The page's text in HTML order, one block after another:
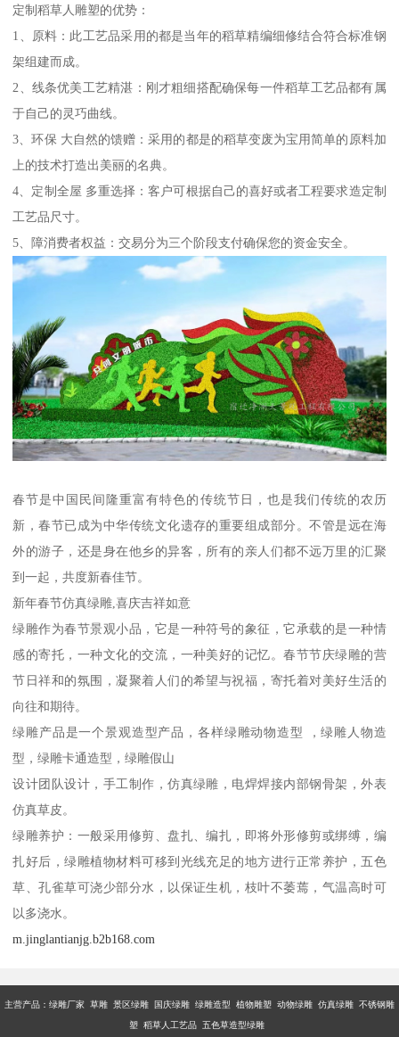
定制稻草人雕塑的优势：
1、原料：此工艺品采用的都是当年的稻草精编细修结合符合标准钢
架组建而成。
2、线条优美工艺精湛：刚才粗细搭配确保每一件稻草工艺品都有属
于自己的灵巧曲线。
3、环保 大自然的馈赠：采用的都是的稻草变废为宝用简单的原料加
上的技术打造出美丽的名典。
4、定制全屋 多重选择：客户可根据自己的喜好或者工程要求造定制
工艺品尺寸。
5、障消费者权益：交易分为三个阶段支付确保您的资金安全。
春节是中国民间隆重富有特色的传统节日，也是我们传统的农历
新，春节已成为中华传统文化遗存的重要组成部分。不管是远在海
外的游子，还是身在他乡的异客，所有的亲人们都不远万里的汇聚
到一起，共度新春佳节。
新年春节仿真绿雕,喜庆吉祥如意
绿雕作为春节景观小品，它是一种符号的象征，它承载的是一种情
感的寄托，一种文化的交流，一种美好的记忆。春节节庆绿雕的营
节日祥和的氛围，凝聚着人们的希望与祝福，寄托着对美好生活的
向往和期待。
绿雕产品是一个景观造型产品，各样绿雕动物造型 ，绿雕人物造
型，绿雕卡通造型，绿雕假山
设计团队设计，手工制作，仿真绿雕，电焊焊接内部钢骨架，外表
仿真草皮。
绿雕养护：一般采用修剪、盘扎、编扎，即将外形修剪或绑缚，编
扎好后，绿雕植物材料可移到光线充足的地方进行正常养护，五色
草、孔雀草可浇少部分水，以保证生机，枝叶不萎蔫，气温高时可
以多浇水。
m.jinglantianjg.b2b168.com
主营产品： 绿雕厂家 草雕 景区绿雕 国庆绿雕 绿雕造型 植物雕塑 动物绿雕 仿真绿雕 不锈钢雕
塑 稻草人工艺品 五色草造型绿雕